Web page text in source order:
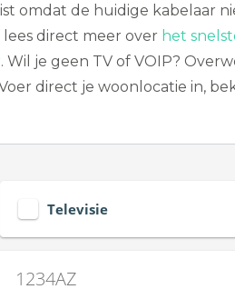
omdat de huidige kabelaar
lees direct meer over het
. Wil je geen TV of VOIP?
direct je woonlocatie in,
Televisie